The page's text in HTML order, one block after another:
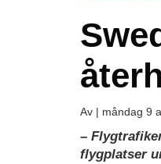
Av | måndag 9
–
flygplatser